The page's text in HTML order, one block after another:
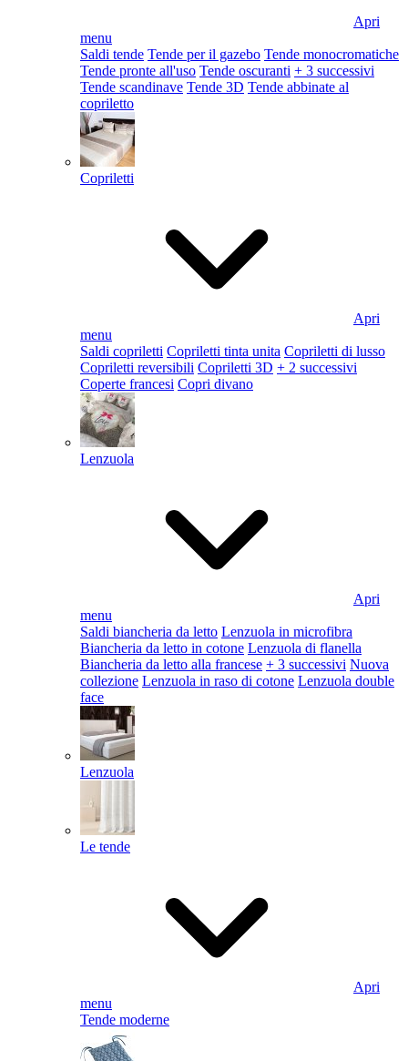
Apri
menu
Saldi tende Tende per il gazebo Tende monocromatiche
Tende pronte all'uso Tende oscuranti + 3 successivi
Tende scandinave Tende 3D Tende abbinate al
copriletto
Copriletti
Apri
menu
Saldi copriletti Copriletti tinta unita Copriletti di lusso
Copriletti reversibili Copriletti 3D + 2 successivi
Coperte francesi Copri divano
Lenzuola
Apri
menu
Saldi biancheria da letto Lenzuola in microfibra
Biancheria da letto in cotone Lenzuola di flanella
Biancheria da letto alla francese + 3 successivi Nuova
collezione Lenzuola in raso di cotone Lenzuola double
face
Lenzuola
Le tende
Apri
menu
Tende moderne